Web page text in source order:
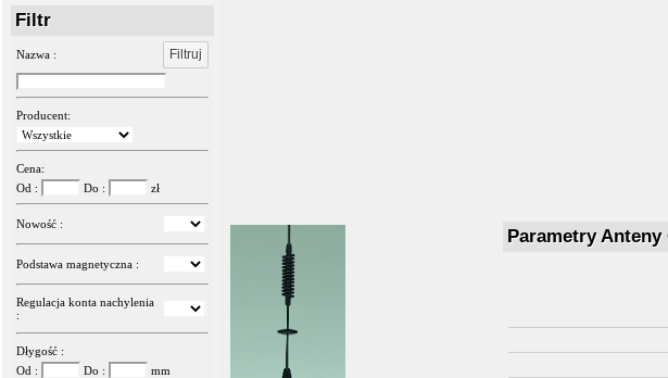
Filtr
Nazwa : Filtruj
Producent:
Cena:
Od :
Do : zł
Nowość :
Podstawa magnetyczna :
Regulacja konta nachylenia
:
Dłygość :
Od :
Do : mm
Parametry Anteny